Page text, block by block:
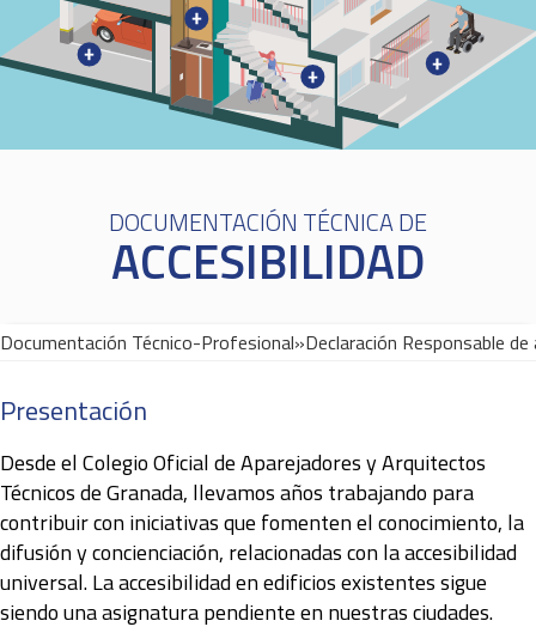
+
+
+
+
DOCUMENTACIÓN TÉCNICA DE
ACCESIBILIDAD
Documentación Técnico-Profesional
Presentación
Desde el Colegio Oficial de Aparejadores y Arquitectos
Técnicos de Granada, llevamos años trabajando para
contribuir con iniciativas que fomenten el conocimiento, la
difusión y concienciación, relacionadas con la accesibilidad
universal. La accesibilidad en edificios existentes sigue
siendo una asignatura pendiente en nuestras ciudades.